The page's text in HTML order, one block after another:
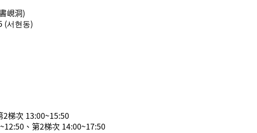
峴洞)
(서현동)
梯次 13:00~15:50
、第2梯次 14:00~17:50